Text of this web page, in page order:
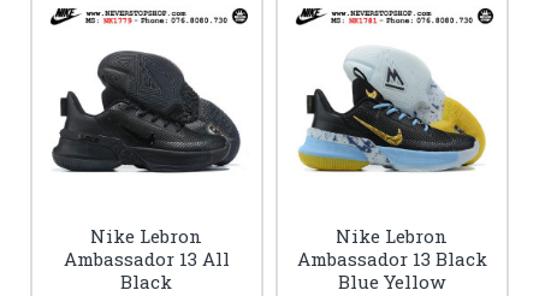
Nike Lebron
Ambassador 13 All
Black
Nike Lebron
Ambassador 13 Black
Blue Yellow